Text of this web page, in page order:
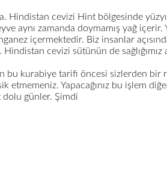
Hindistan cevizi Hint bölgesinde
aynı zamanda doymamış yağ içerir.
içermektedir. Biz insanlar
cevizi sütünün de sağlığımız
bu kurabiye tarifi öncesi sizlerden bir
etmemeniz. Yapacağınız bu işlem
dolu günler. Şimdi